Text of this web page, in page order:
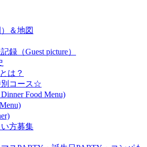
＆地図
録（Guest picture）
は？
コース☆
Food Menu)
方募集